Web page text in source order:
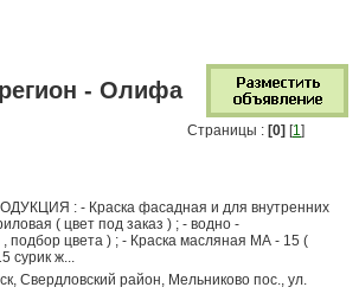
- Олифа
Страницы : [0] [1]
: - Краска фасадная и для внутренних
( цвет под заказ ) ; - водно -
подбор цвета ) ; - Краска масляная МА - 15 (
сурик ж...
Свердловский район, Мельниково пос., ул.